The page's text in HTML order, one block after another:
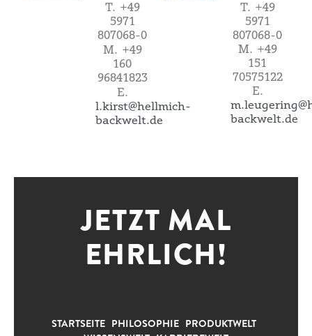
T. +49
5971
807068-0
M. +49
160
96841823
E.
l.kirst@hellmich-
backwelt.de
T. +49
5971
807068-0
M. +49
151
70575122
E.
backwelt.de
JETZT MAL
EHRLICH!
STARTSEITE PHILOSOPHIE PRODUKTWELT